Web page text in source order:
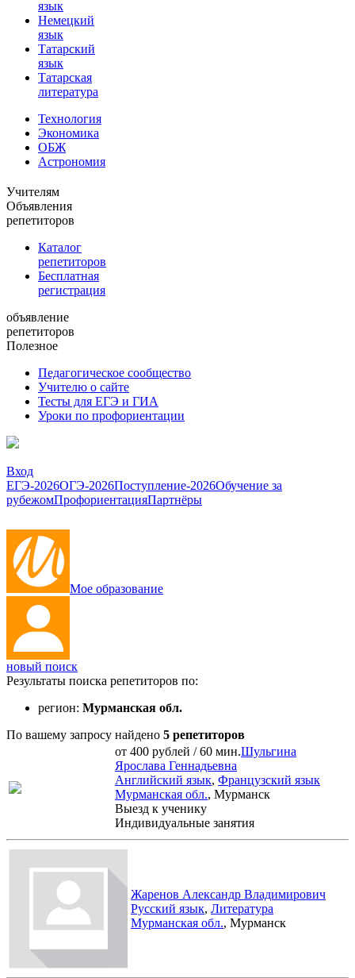
язык
Немецкий
язык
Татарский
язык
Татарская
литература
Технология
Экономика
ОБЖ
Астрономия
Учителям
Объявления
репетиторов
Каталог
репетиторов
Бесплатная
регистрация
объявление
репетиторов
Полезное
Педагогическое сообщество
Учителю о сайте
Тесты для ЕГЭ и ГИА
Уроки по профориентации
Вход
ЕГЭ-2026ОГЭ-2026Поступление-2026Обучение за
рубежомПрофориентацияПартнёры
Мое образование
новый поиск
Результаты поиска репетиторов по:
регион: Мурманская обл.
По вашему запросу найдено 5 репетиторов
от 400 рублей / 60 мин.Шульгина
Ярослава Геннадьевна
Английский язык, Французский язык
Мурманская обл., Мурманск
Выезд к ученику
Индивидуальные занятия
Жаренов Александр Владимирович
Русский язык, Литература
Мурманская обл., Мурманск